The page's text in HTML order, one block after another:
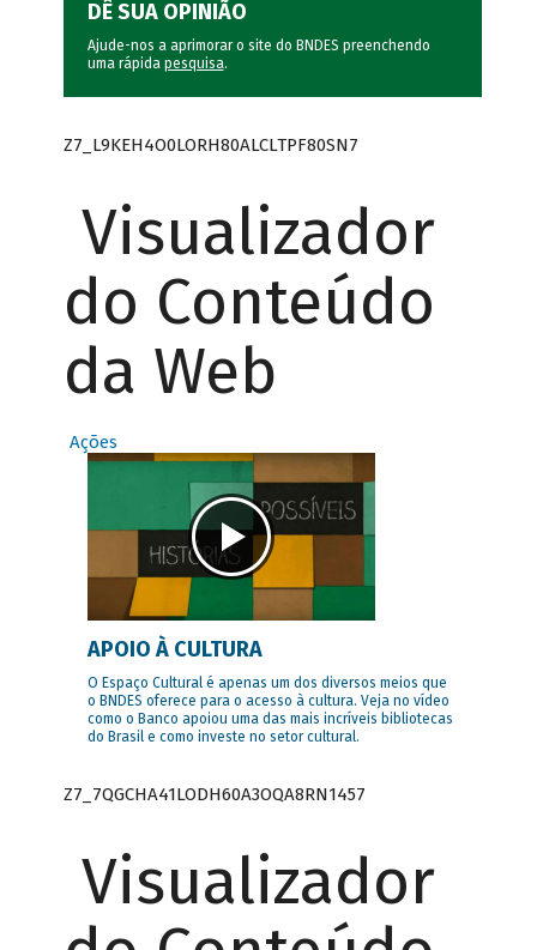
DÊ SUA OPINIÃO
Ajude-nos a aprimorar o site do BNDES preenchendo
uma rápida pesquisa.
Z7_L9KEH4O0LORH80ALCLTPF80SN7
Visualizador
do Conteúdo
da Web
Ações
APOIO À CULTURA
O Espaço Cultural é apenas um dos diversos meios que
o BNDES oferece para o acesso à cultura. Veja no vídeo
como o Banco apoiou uma das mais incríveis bibliotecas
do Brasil e como investe no setor cultural.
Z7_7QGCHA41LODH60A3OQA8RN1457
Visualizador